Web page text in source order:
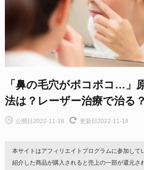
「鼻の毛穴がボコボコ…」
法は？レーザー治療で治る？
公開日2022-11-18 更新日2022-11-18
本サイトはアフィリエイトプログラムに参加して
紹介した商品が購入されると売上の一部が還元さ